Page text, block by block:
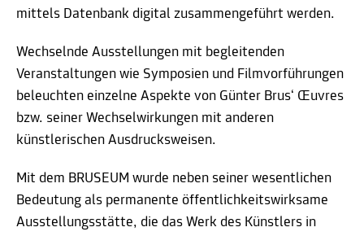
mittels Datenbank digital zusammengeführt werden.
Wechselnde Ausstellungen mit begleitenden
Veranstaltungen wie Symposien und Filmvorführungen
beleuchten einzelne Aspekte von Günter Brus‘ Œuvres
bzw. seiner Wechselwirkungen mit anderen
künstlerischen Ausdrucksweisen.
Mit dem BRUSEUM wurde neben seiner wesentlichen
Bedeutung als permanente öffentlichkeitswirksame
Ausstellungsstätte, die das Werk des Künstlers in